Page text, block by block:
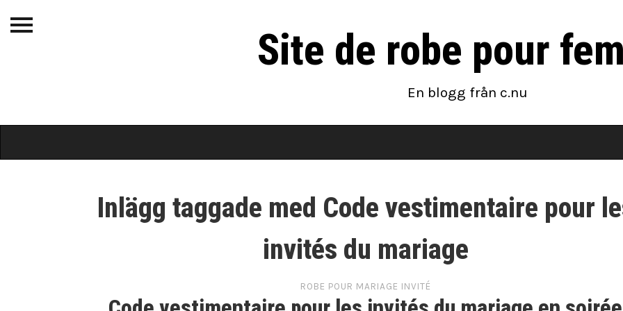
Site de robe pour
Site de robe pour
En blogg från c.nu
Inlägg taggade med Code vestimentaire pour
invités du mariage
ROBE POUR MARIAGE INVITÉ